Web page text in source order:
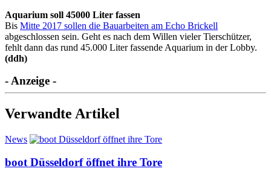
Aquarium soll 45000 Liter fassen
Bis Mitte 2017 sollen die Bauarbeiten am Echo Brickell
abgeschlossen sein. Geht es nach dem Willen vieler Tierschützer,
fehlt dann das rund 45.000 Liter fassende Aquarium in der Lobby.
(ddh)
- Anzeige -
Verwandte Artikel
News
boot Düsseldorf öffnet ihre Tore